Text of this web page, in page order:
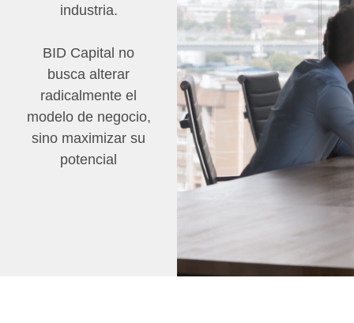
industria.
BID Capital no
busca alterar
radicalmente el
modelo de negocio,
sino maximizar su
potencial